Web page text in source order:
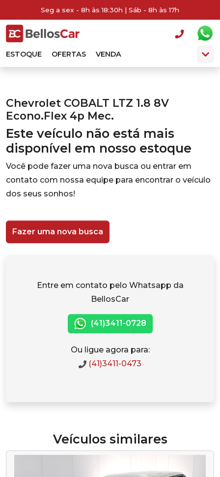
Seg a sex - 8h às 18:30h | Sáb - 8h às 17h
ESTOQUE OFERTAS VENDA
Chevrolet COBALT LTZ 1.8 8V
Econo.Flex 4p Mec.
Este veículo não está mais
disponível em nosso estoque
Você pode fazer uma nova busca ou entrar em
contato com nossa equipe para encontrar o veículo
dos seus sonhos!
Fazer uma nova busca
Entre em contato pelo Whatsapp da
BellosCar
(41)3411-0728
Ou ligue agora para:
(41)3411-0473
Veículos similares